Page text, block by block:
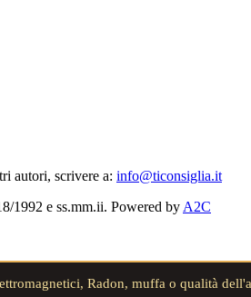
autori, scrivere a: info@ticonsiglia.it
1992 e ss.mm.ii. Powered by A2C
Radon, muffa o qualità